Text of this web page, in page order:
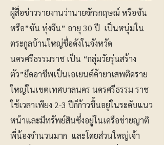
ผู้สื่อข่าวรายงานว่านายจักรกฤษณ์ หรือซัน
หรือ”ซัน ทุ่งจีน” อายุ 30 ปี เป็นหนุ่มใน
ตระกูลบ้านใหญ่ชื่อดังในจังหวัด
นครศรีธรรมราช เป็น “กลุ่มวัยรุ่นสร้าง
ตัว”ยึดอาชีพเป็นเอเยนต์ค้ายาเสพติดราย
ใหญ่ในเขตเทศบาลนคร นครศรีธรรม ราช
ใช้เวลาเพียง 2-3 ปีก็ก้าวขึ้นอยู่ในระดับแนว
หน้าและมีทรัพย์สินซึ่งอยู่ในเครือข่ายญาติ
พี่น้องจำนวนมาก และโดยส่วนใหญ่เจ้า